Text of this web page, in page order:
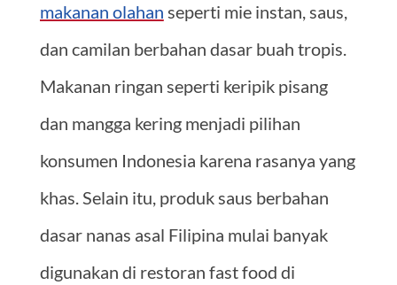
makanan olahan seperti mie instan, saus,
dan camilan berbahan dasar buah tropis.
Makanan ringan seperti keripik pisang
dan mangga kering menjadi pilihan
konsumen Indonesia karena rasanya yang
khas. Selain itu, produk saus berbahan
dasar nanas asal Filipina mulai banyak
digunakan di restoran fast food di